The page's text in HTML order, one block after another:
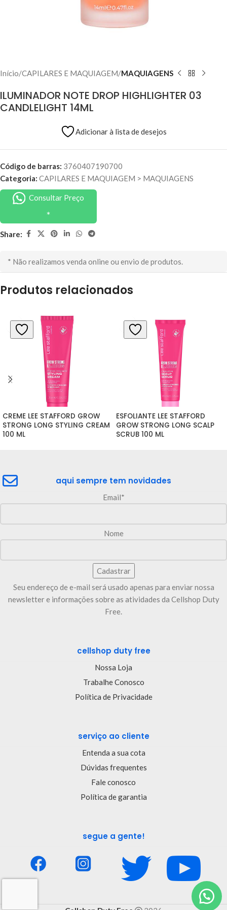
Início CAPILARES E MAQUIAGEM MAQUIAGENS
ILUMINADOR NOTE DROP HIGHLIGHTER 03
CANDLELIGHT 14ML
Adicionar à lista de desejos
Código de barras: 3760407190700
Categoria: CAPILARES E MAQUIAGEM > MAQUIAGENS
Consultar Preço
Share:
* Não realizamos venda online ou envio de produtos.
Produtos relacionados
CREME LEE STAFFORD GROW
STRONG LONG STYLING CREAM
100 ML
ESFOLIANTE LEE STAFFORD
GROW STRONG LONG SCALP
SCRUB 100 ML
aqui sempre tem novidades
Email*
Nome
Seu endereço de e-mail será usado apenas para enviar nossa
newsletter e informações sobre as atividades da Cellshop Duty
Free.
cellshop duty free
Nossa Loja
Trabalhe Conosco
Política de Privacidade
serviço ao cliente
Entenda a sua cota
Dúvidas frequentes
Fale conosco
Política de garantia
segue a gente!